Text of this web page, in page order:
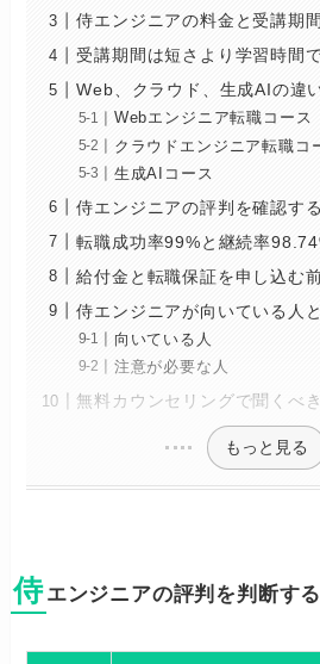
侍エンジニアの料金と受講期間
受講期間は短さより学習時間
Web、クラウド、生成AIの違
Webエンジニア転職コース
クラウドエンジニア転職コ
生成AIコース
侍エンジニアの評判を確認す
転職成功率99%と継続率
給付金と転職保証を申し込む
侍エンジニアが向いている人
向いている人
注意が必要な人
無料カウンセリングで聞くべ
もっと見る
侍エンジニアの評判を判断す